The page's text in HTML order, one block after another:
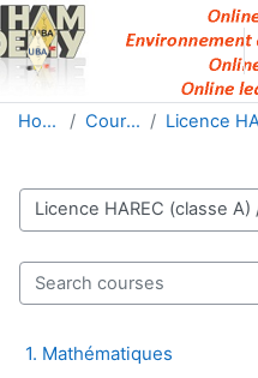
Skip to main content
Home Courses
Course categories
Search courses
1. Mathématiques